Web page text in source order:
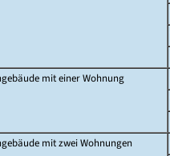
mit einer Wohnung
mit zwei Wohnungen